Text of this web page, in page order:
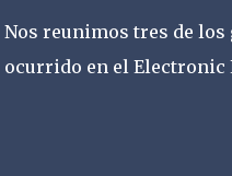
Nos reunimos tres de los
ocurrido en el Electronic